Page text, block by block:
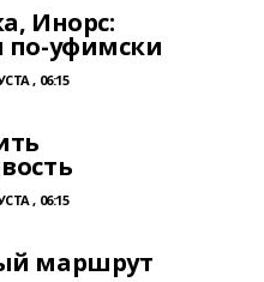
Инорс:
по-уфимски
, 06:15
, 06:15
маршрут